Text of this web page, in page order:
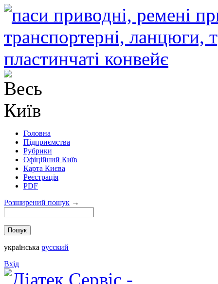
Головна
Підприємства
Рубрики
Офіційний Київ
Карта Києва
Реєстрація
PDF
Розширений пошук →
українська русский
Вхід